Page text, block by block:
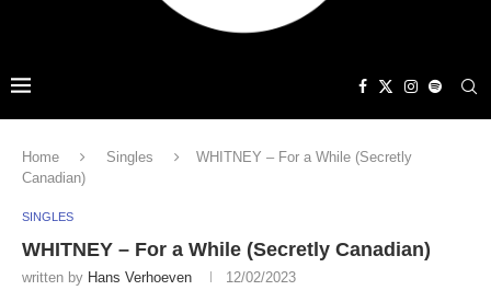
Home Singles
WHITNEY – For a While (Secretly
Canadian)
SINGLES
WHITNEY – For a While (Secretly Canadian)
written by Hans Verhoeven 12/02/2023